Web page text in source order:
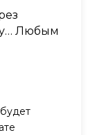
Любым